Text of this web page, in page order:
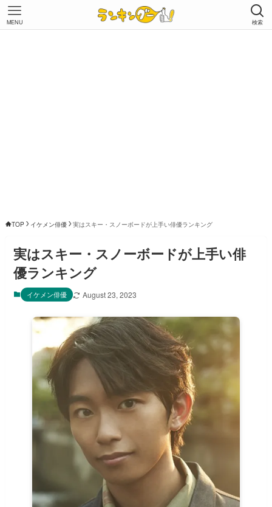
検索
MENU
TOP イケメン俳優 実はスキー・スノーボードが上手い俳優ランキング
実はスキー・スノーボードが上手い俳
優ランキング
イケメン俳優 August 23, 2023